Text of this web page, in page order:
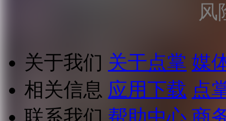
风
关于我们 关于点掌 媒
相关信息 应用下载 点
联系我们 帮助中心 商